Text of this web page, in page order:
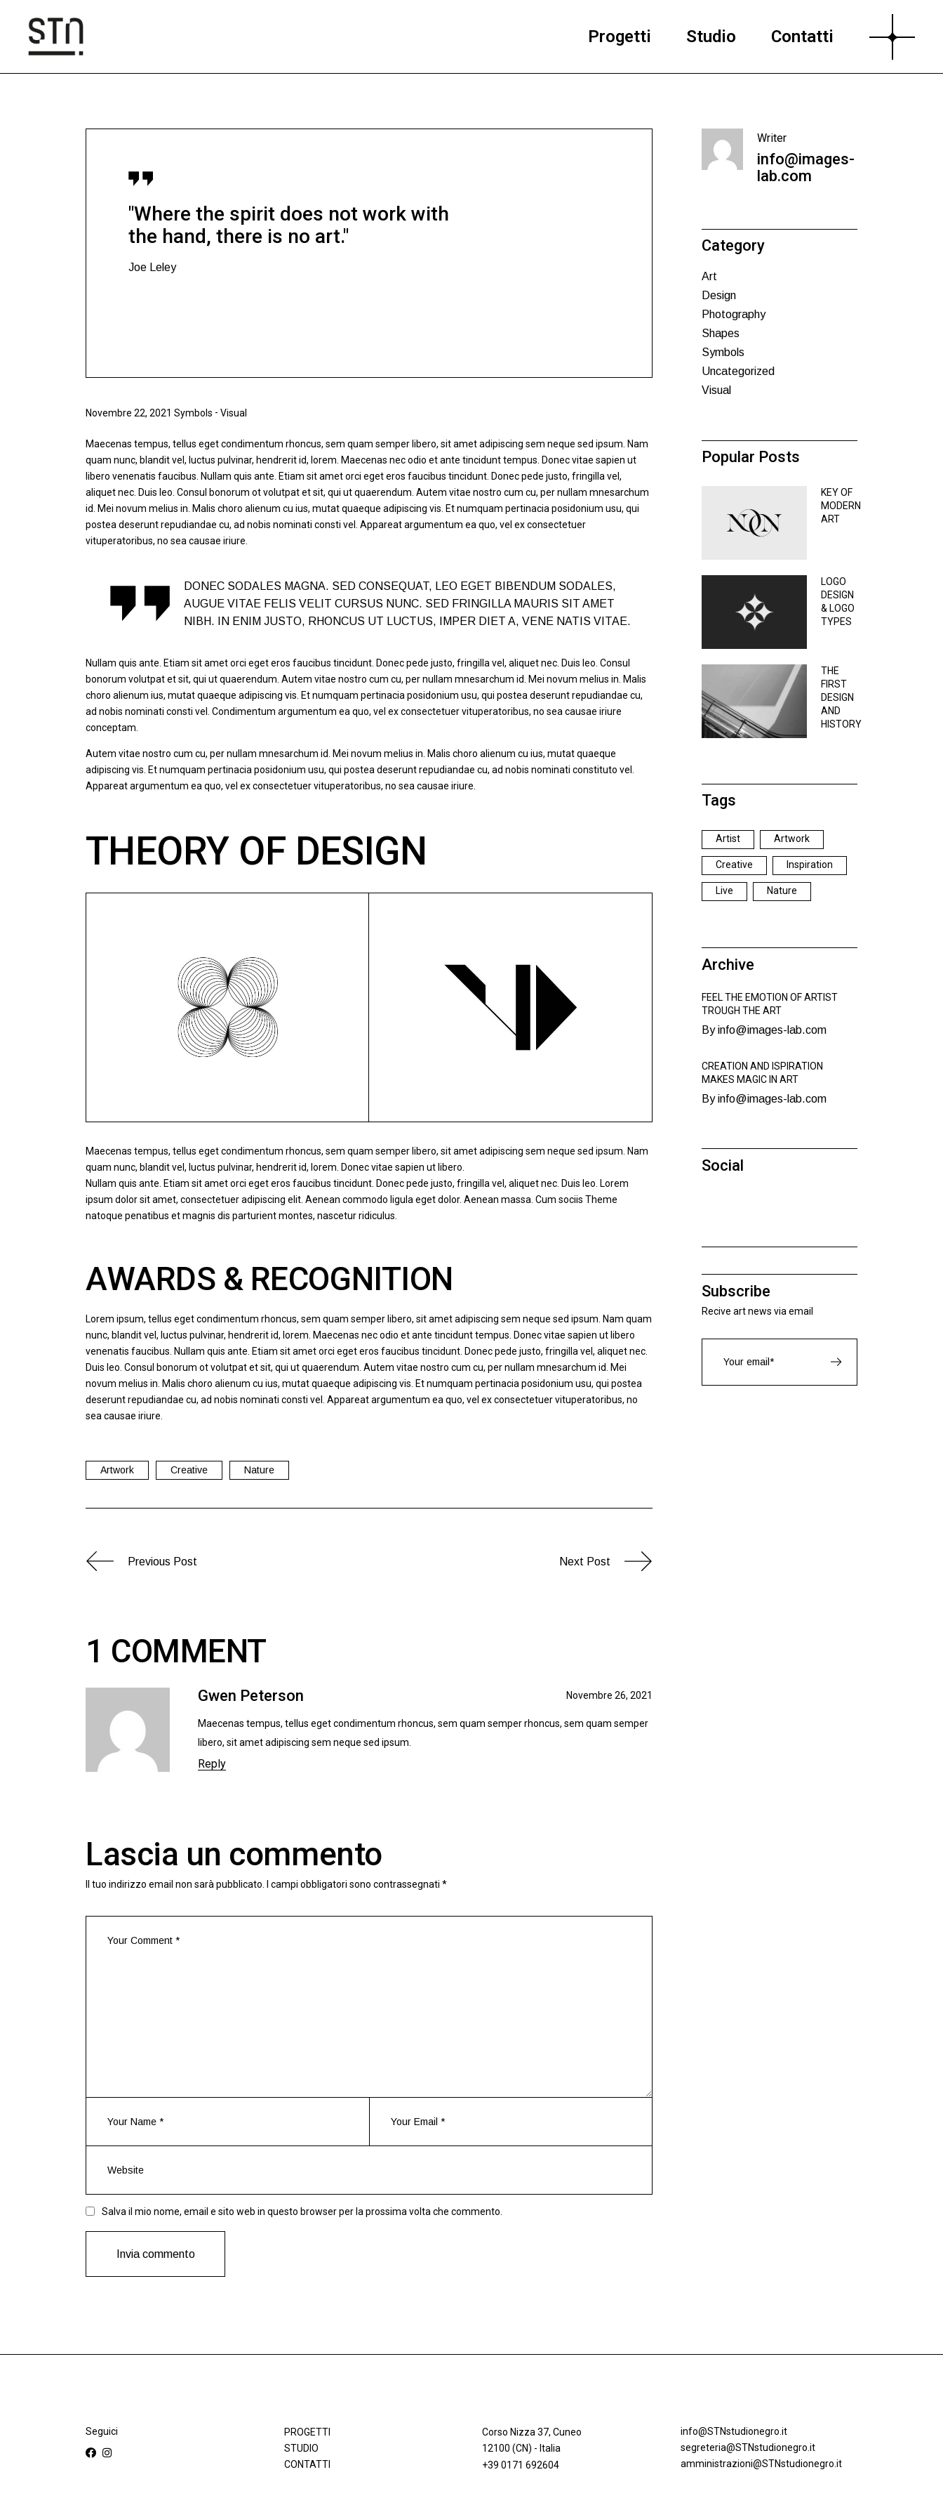
Progetti Studio Contatti
"Where the spirit does not work with
the hand, there is no art."
Joe Leley
Novembre 22, 2021 Symbols - Visual
Maecenas tempus, tellus eget condimentum rhoncus, sem quam semper libero, sit amet adipiscing sem neque sed ipsum. Nam
quam nunc, blandit vel, luctus pulvinar, hendrerit id, lorem. Maecenas nec odio et ante tincidunt tempus. Donec vitae sapien ut
libero venenatis faucibus. Nullam quis ante. Etiam sit amet orci eget eros faucibus tincidunt. Donec pede justo, fringilla vel,
aliquet nec. Duis leo. Consul bonorum ot volutpat et sit, qui ut quaerendum. Autem vitae nostro cum cu, per nullam mnesarchum
id. Mei novum melius in. Malis choro alienum cu ius, mutat quaeque adipiscing vis. Et numquam pertinacia posidonium usu, qui
postea deserunt repudiandae cu, ad nobis nominati consti vel. Appareat argumentum ea quo, vel ex consectetuer
vituperatoribus, no sea causae iriure.
DONEC SODALES MAGNA. SED CONSEQUAT, LEO EGET BIBENDUM SODALES,
AUGUE VITAE FELIS VELIT CURSUS NUNC. SED FRINGILLA MAURIS SIT AMET
NIBH. IN ENIM JUSTO, RHONCUS UT LUCTUS, IMPER DIET A, VENE NATIS VITAE.
Nullam quis ante. Etiam sit amet orci eget eros faucibus tincidunt. Donec pede justo, fringilla vel, aliquet nec. Duis leo. Consul
bonorum volutpat et sit, qui ut quaerendum. Autem vitae nostro cum cu, per nullam mnesarchum id. Mei novum melius in. Malis
choro alienum ius, mutat quaeque adipiscing vis. Et numquam pertinacia posidonium usu, qui postea deserunt repudiandae cu,
ad nobis nominati consti vel. Condimentum argumentum ea quo, vel ex consectetuer vituperatoribus, no sea causae iriure
conceptam.
Autem vitae nostro cum cu, per nullam mnesarchum id. Mei novum melius in. Malis choro alienum cu ius, mutat quaeque
adipiscing vis. Et numquam pertinacia posidonium usu, qui postea deserunt repudiandae cu, ad nobis nominati constituto vel.
Appareat argumentum ea quo, vel ex consectetuer vituperatoribus, no sea causae iriure.
THEORY OF DESIGN
Maecenas tempus, tellus eget condimentum rhoncus, sem quam semper libero, sit amet adipiscing sem neque sed ipsum. Nam
quam nunc, blandit vel, luctus pulvinar, hendrerit id, lorem. Donec vitae sapien ut libero.
Nullam quis ante. Etiam sit amet orci eget eros faucibus tincidunt. Donec pede justo, fringilla vel, aliquet nec. Duis leo. Lorem
ipsum dolor sit amet, consectetuer adipiscing elit. Aenean commodo ligula eget dolor. Aenean massa. Cum sociis Theme
natoque penatibus et magnis dis parturient montes, nascetur ridiculus.
AWARDS & RECOGNITION
Lorem ipsum, tellus eget condimentum rhoncus, sem quam semper libero, sit amet adipiscing sem neque sed ipsum. Nam quam
nunc, blandit vel, luctus pulvinar, hendrerit id, lorem. Maecenas nec odio et ante tincidunt tempus. Donec vitae sapien ut libero
venenatis faucibus. Nullam quis ante. Etiam sit amet orci eget eros faucibus tincidunt. Donec pede justo, fringilla vel, aliquet nec.
Duis leo. Consul bonorum ot volutpat et sit, qui ut quaerendum. Autem vitae nostro cum cu, per nullam mnesarchum id. Mei
novum melius in. Malis choro alienum cu ius, mutat quaeque adipiscing vis. Et numquam pertinacia posidonium usu, qui postea
deserunt repudiandae cu, ad nobis nominati consti vel. Appareat argumentum ea quo, vel ex consectetuer vituperatoribus, no
sea causae iriure.
Artwork Creative Nature
Previous Post Next Post
1 COMMENT
Gwen Peterson Novembre 26, 2021
Maecenas tempus, tellus eget condimentum rhoncus, sem quam semper rhoncus, sem quam semper
libero, sit amet adipiscing sem neque sed ipsum.
Reply
Lascia un commento
Il tuo indirizzo email non sarà pubblicato. I campi obbligatori sono contrassegnati *
Salva il mio nome, email e sito web in questo browser per la prossima volta che commento.
Invia commento
Writer
info@images-
lab.com
Category
Art
Design
Photography
Shapes
Symbols
Uncategorized
Visual
Popular Posts
KEY OF
MODERN
ART
LOGO
DESIGN
& LOGO
TYPES
THE
FIRST
DESIGN
AND
HISTORY
Tags
Artist Artwork
Creative Inspiration
Live Nature
Archive
FEEL THE EMOTION OF ARTIST
TROUGH THE ART
By info@images-lab.com
CREATION AND ISPIRATION
MAKES MAGIC IN ART
By info@images-lab.com
Social
Subscribe
Recive art news via email
Seguici
PROGETTI
STUDIO
CONTATTI
Corso Nizza 37, Cuneo
12100 (CN) - Italia
+39 0171 692604
info@STNstudionegro.it
segreteria@STNstudionegro.it
amministrazioni@STNstudionegro.it